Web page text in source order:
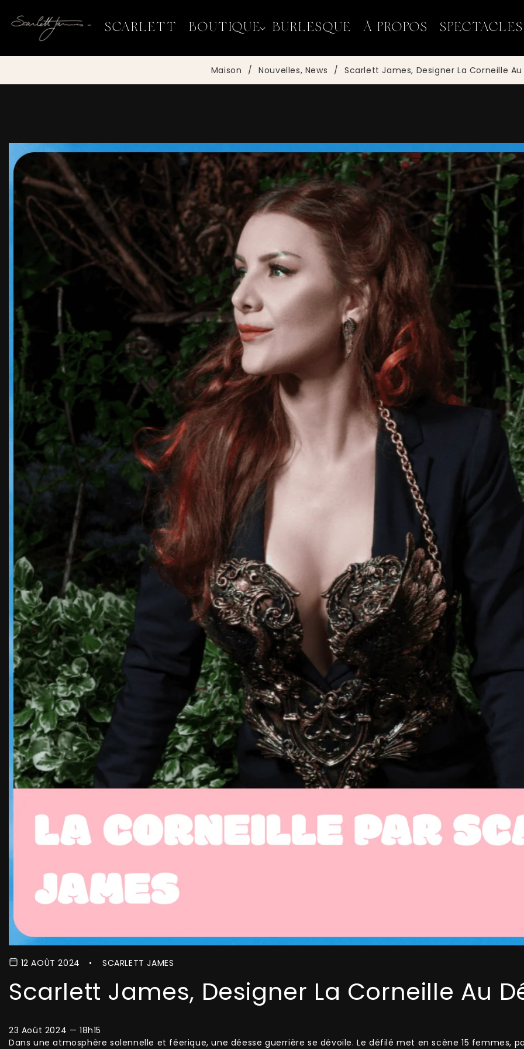
PASSER
AU
CONTENU
SCARLETT BOUTIQUE BURLESQUE À PROPOS SPECTACLES
Maison / Nouvelles, News / Scarlett James, Designer La Corneille Au
12 AOÛT 2024 SCARLETT JAMES
Scarlett James, Designer La Corneille Au
23 Août 2024 — 18h15
Dans une atmosphère solennelle et féerique, une déesse guerrière se dévoile. Le défilé met en scène 15 femmes,